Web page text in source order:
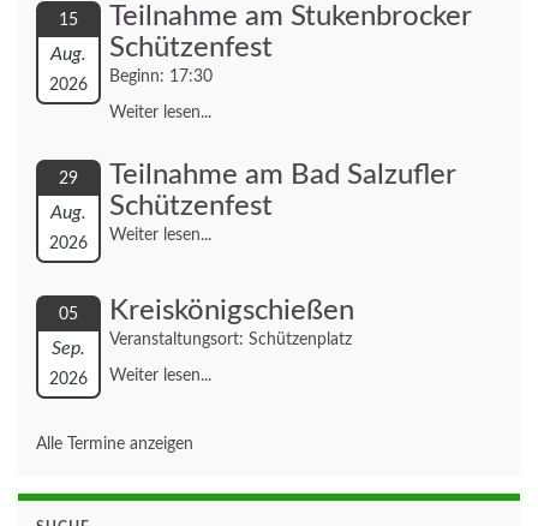
15
Aug.
2026
Teilnahme am Stukenbrocker
Schützenfest
Beginn: 17:30
Weiter lesen...
29
Aug.
2026
Teilnahme am Bad Salzufler
Schützenfest
Weiter lesen...
05
Sep.
2026
Kreiskönigschießen
Veranstaltungsort: Schützenplatz
Weiter lesen...
Alle Termine anzeigen